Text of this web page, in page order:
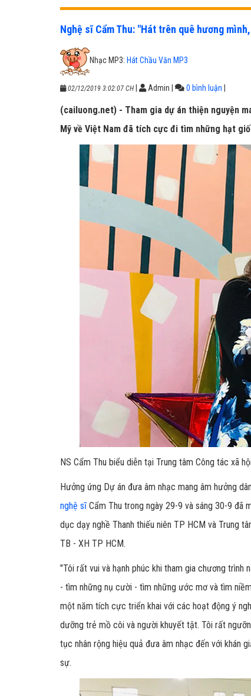
Nghệ sĩ Cẩm Thu: "Hát trên quê hương
Nhạc MP3: Hát Chầu Văn MP3
02/12/2019 3:02:07 CH Admin 0 bình luận
(cailuong.net) - Tham gia dự án thiện nguyện
Mỹ về Việt Nam đã tích cực đi tìm những hạt
NS Cẩm Thu biểu diễn tại Trung tâm Công tác xã
Hưởng ứng Dự án đưa âm nhạc mang âm hưởng
nghệ sĩCẩm Thu trong ngày 29-9 và sáng 30-9 đã
dục dạy nghề Thanh thiếu niên TP HCM và Trung
TB - XH TP HCM.
"Tôi rất vui và hạnh phúc khi tham gia chương trình
- tìm những nụ cười - tìm những ước mơ và tìm
một năm tích cực triển khai với các hoạt động ý
dưỡng trẻ mồ côi và người khuyết tật. Tôi rất
tục nhân rộng hiệu quả đưa âm nhạc đến với khán
sự.